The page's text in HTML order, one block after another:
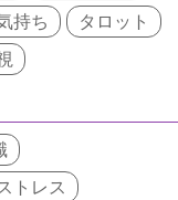
持ち
タロット
トレス